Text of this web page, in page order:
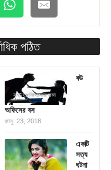
পঠিত
বউ
অফিসের বস
জানু. 23, 2018
একটি
সত্য
ঘটনা